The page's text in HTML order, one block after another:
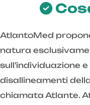
AtlantoMed
natura
sull'individuazione
disallineamenti
chiamata Atlante.